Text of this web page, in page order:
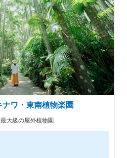
ワ・東南植物楽園
大級の屋外植物園